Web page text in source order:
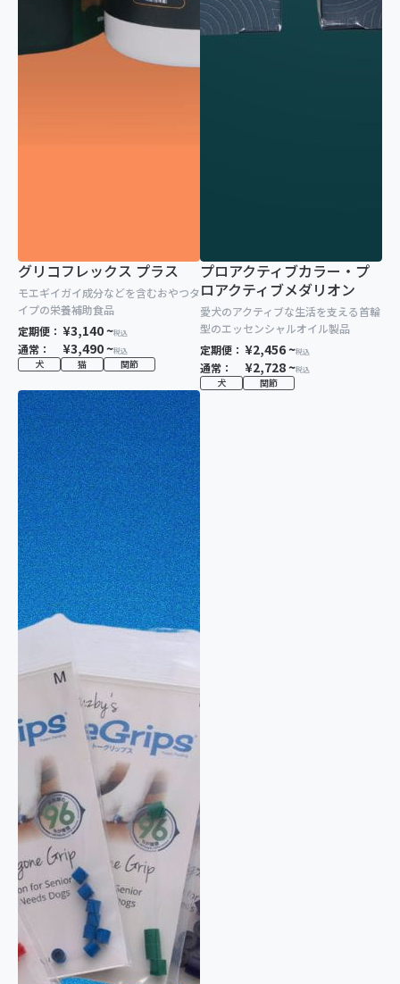
歯科・口腔
グリコフレックス プラス
モエギイガイ成分などを含むおやつタ
イプの栄養補助食品
定期便： ¥3,140 ~税込
通常： ¥3,490 ~税込
犬 猫 関節
プロアクティブカラー・プ
ロアクティブメダリオン
愛犬のアクティブな生活を支える首輪
型のエッセンシャルオイル製品
定期便： ¥2,456 ~税込
通常： ¥2,728 ~税込
犬 関節